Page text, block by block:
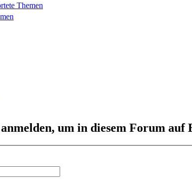
Themen
anmelden, um in diesem Forum